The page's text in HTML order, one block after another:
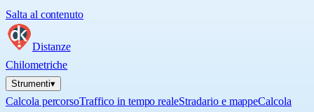
Salta al contenuto
Distanze
Chilometriche
Strumenti▾
Calcola percorsoTraffico in tempo realeStradario e mappeCalcola